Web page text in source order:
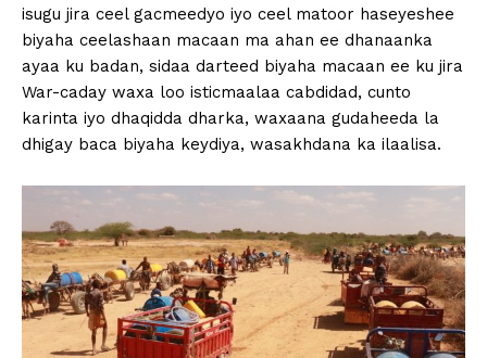
isugu jira ceel gacmeedyo iyo ceel matoor haseyeshee
biyaha ceelashaan macaan ma ahan ee dhanaanka
ayaa ku badan, sidaa darteed biyaha macaan ee ku jira
War-caday waxa loo isticmaalaa cabdidad, cunto
karinta iyo dhaqidda dharka, waxaana gudaheeda la
dhigay baca biyaha keydiya, wasakhdana ka ilaalisa.